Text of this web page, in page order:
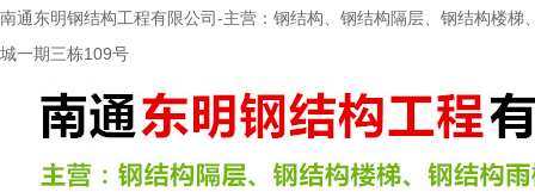
南通东明钢结构工程有限公司-主营：钢结构、钢结构隔层、钢结构楼
城一期三栋109号